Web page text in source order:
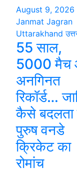
August 9, 2026
Janmat Jagran
Uttarakhand
55 साल,
5000 मैच
अनगिनत
रिकॉर्ड…
कैसे बदलता
पुरुष वनडे
क्रिकेट का
रोमांच